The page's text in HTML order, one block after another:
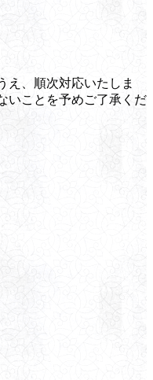
え、順次対応いたしま
いことを予めご了承くだ